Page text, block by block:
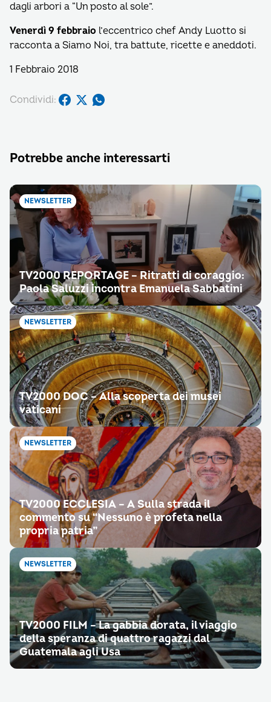
dagli arbori a “Un posto al sole”.
Venerdì 9 febbraio l’eccentrico chef Andy Luotto si
racconta a Siamo Noi, tra battute, ricette e aneddoti.
1 Febbraio 2018
Condividi:
Potrebbe anche interessarti
NEWSLETTER
TV2000 REPORTAGE – Ritratti di coraggio:
Paola Saluzzi incontra Emanuela Sabbatini
NEWSLETTER
TV2000 DOC – Alla scoperta dei musei
vaticani
NEWSLETTER
TV2000 ECCLESIA – A Sulla strada il
commento su “Nessuno è profeta nella
propria patria”
NEWSLETTER
TV2000 FILM – La gabbia dorata, il viaggio
della speranza di quattro ragazzi dal
Guatemala agli Usa